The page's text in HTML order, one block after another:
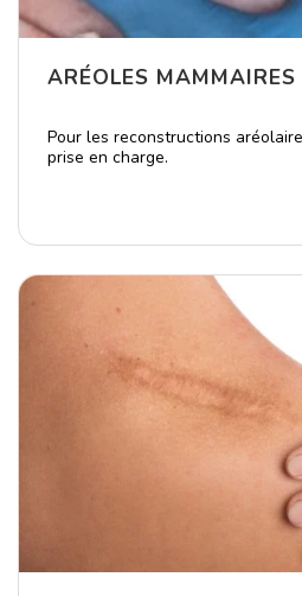
ARÉOLES MAMMAIRES
Pour les reconstructions
prise en charge.